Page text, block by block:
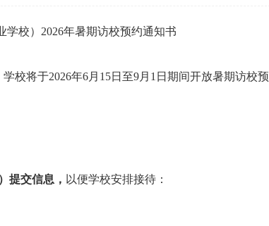
学校）2026年暑期访校预约通知书
校将于2026年6月15日至9月1日期间开放暑期访校预
提交信息， 以便学校安排接待：